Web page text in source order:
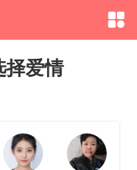
择爱情
